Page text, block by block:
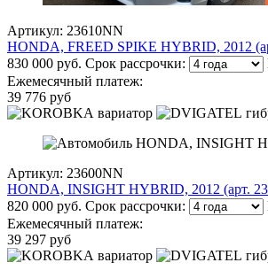
Артикул: 23610NN
HONDA, FREED SPIKE HYBRID, 2012
830 000 руб. Срок рассрочки:
Ежемесячный платеж:
39 776 руб
вариатор
Артикул: 23600NN
HONDA, INSIGHT HYBRID, 2012 (арт.
820 000 руб. Срок рассрочки:
Ежемесячный платеж:
39 297 руб
вариатор